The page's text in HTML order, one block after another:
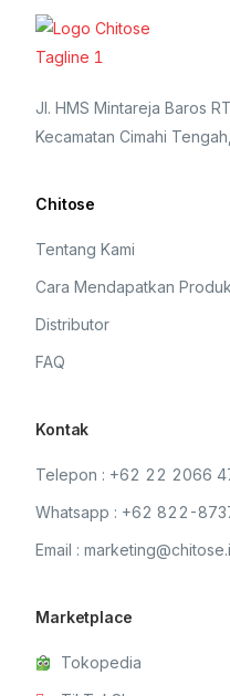
Jl. HMS Mintareja Baros
Kecamatan Cimahi
Chitose
Tentang Kami
Cara Mendapatkan Produk
Distributor
FAQ
Kontak
Telepon : +62 22 2066
Whatsapp : +62 822-
Email :
Marketplace
Tokopedia